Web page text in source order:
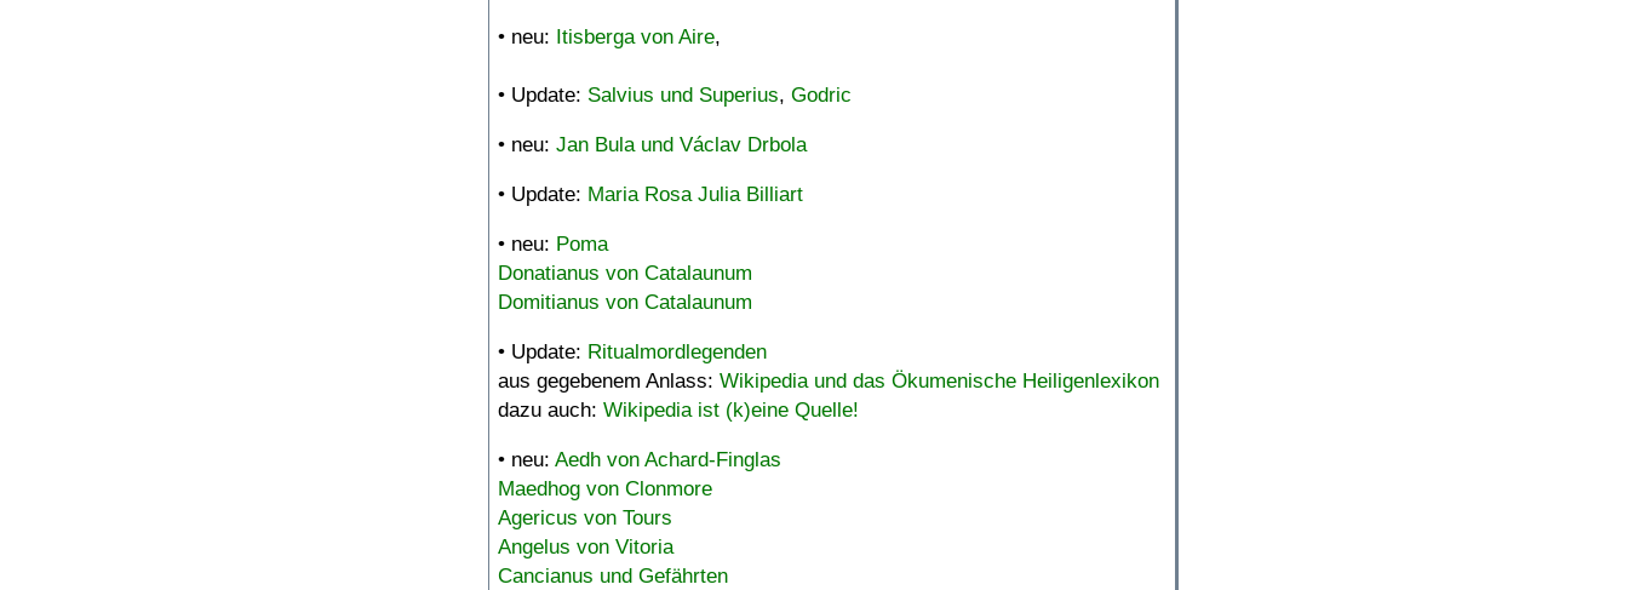
• neu: Itisberga von Aire,
• Update: Salvius und Superius, Godric
• neu: Jan Bula und Václav Drbola
• Update: Maria Rosa Julia Billiart
• neu: Poma
Donatianus von Catalaunum
Domitianus von Catalaunum
• Update: Ritualmordlegenden
aus gegebenem Anlass: Wikipedia und das Ökumenische Heiligenlexikon
dazu auch: Wikipedia ist (k)eine Quelle!
• neu: Aedh von Achard-Finglas
Maedhog von Clonmore
Agericus von Tours
Angelus von Vitoria
Cancianus und Gefährten